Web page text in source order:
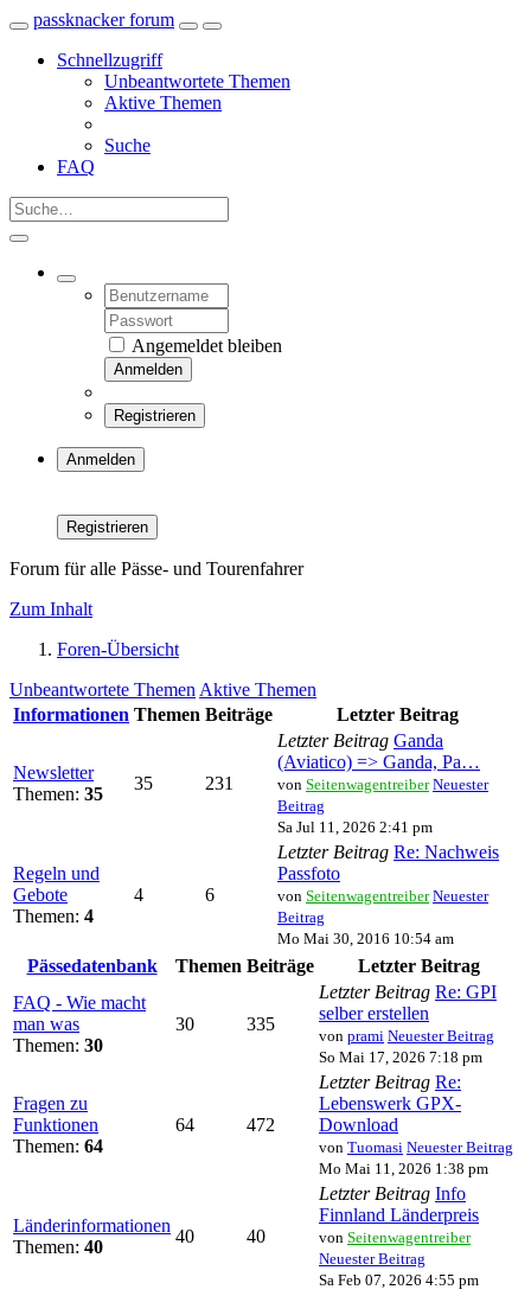
passknacker forum
Schnellzugriff
Unbeantwortete Themen
Aktive Themen
Suche
FAQ
Angemeldet bleiben
Anmelden
Registrieren
Anmelden
Registrieren
Forum für alle Pässe- und Tourenfahrer
Zum Inhalt
Foren-Übersicht
Unbeantwortete Themen Aktive Themen
Informationen Themen Beiträge Letzter Beitrag
Newsletter
Themen: 35
35 231
Letzter Beitrag Ganda
(Aviatico) => Ganda, Pa…
von Seitenwagentreiber Neuester
Beitrag
Sa Jul 11, 2026 2:41 pm
Regeln und
Gebote
Themen: 4
4 6
Letzter Beitrag Re: Nachweis
Passfoto
von Seitenwagentreiber Neuester
Beitrag
Mo Mai 30, 2016 10:54 am
Pässedatenbank Themen Beiträge
Letzter Beitrag
FAQ - Wie macht
man was
Themen: 30
30 335
Letzter Beitrag Re: GPI
selber erstellen
von prami Neuester Beitrag
So Mai 17, 2026 7:18 pm
Fragen zu
Funktionen
Themen: 64
64 472
Letzter Beitrag Re:
Lebenswerk GPX-
Download
von Tuomasi Neuester Beitrag
Mo Mai 11, 2026 1:38 pm
Länderinformationen
Themen: 40
40 40
Letzter Beitrag Info
Finnland Länderpreis
von Seitenwagentreiber
Neuester Beitrag
Sa Feb 07, 2026 4:55 pm